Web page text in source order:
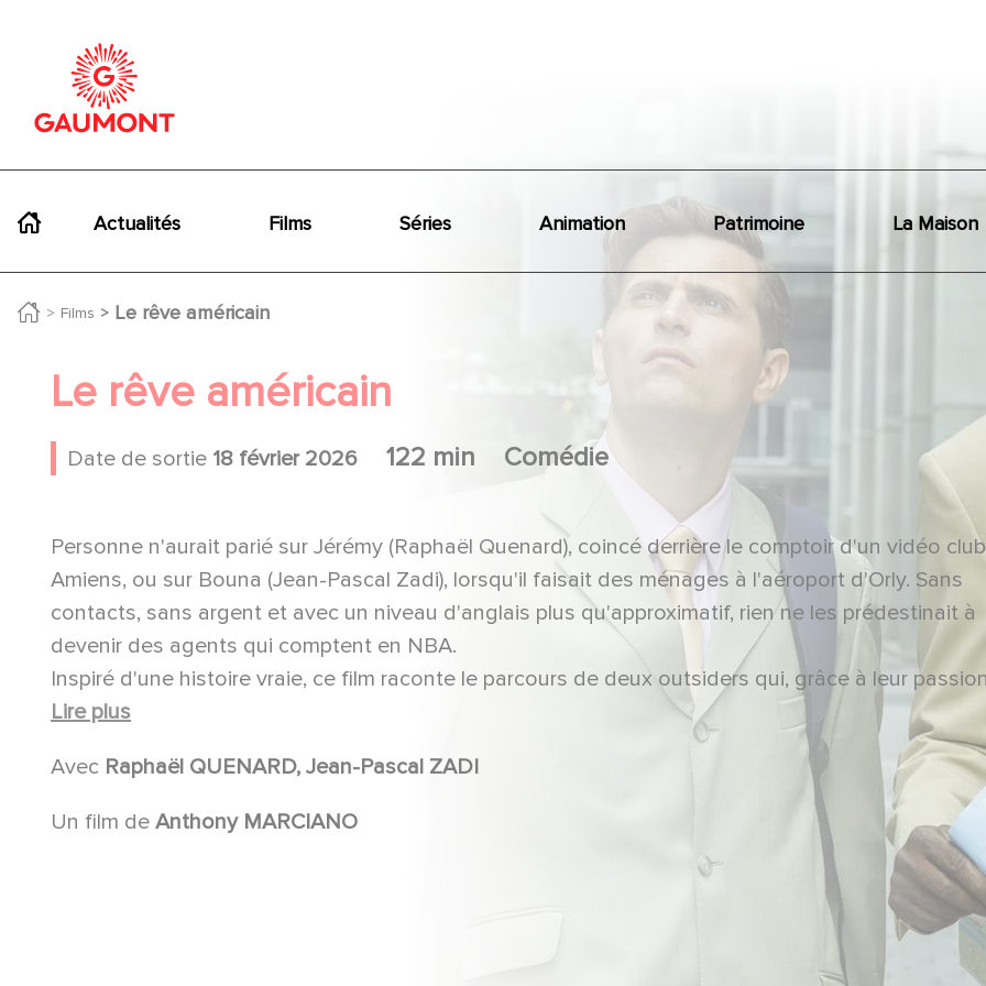
Actualités Films Séries Animation Patrimoine La Maison
Films Le rêve américain
Le rêve américain
Date de sortie 18 février 2026 122 min Comédie
Personne n'aurait parié sur Jérémy (Raphaël Quenard), coincé derrière le comptoir d'un vidéo
Amiens, ou sur Bouna (Jean-Pascal Zadi), lorsqu'il faisait des ménages à l'aéroport d'Orly. Sans
contacts, sans argent et avec un niveau d'anglais plus qu'approximatif, rien ne les prédestinait à
devenir des agents qui comptent en NBA.
Inspiré d'une histoire vraie, ce film raconte le parcours de deux outsiders qui, grâce à leur passion
absolue pour le basket et leur amitié indéfectible, ont bravé tous les obstacles pour réaliser leur
Lire plus
Avec Raphaël QUENARD, Jean-Pascal ZADI
Un film de Anthony MARCIANO